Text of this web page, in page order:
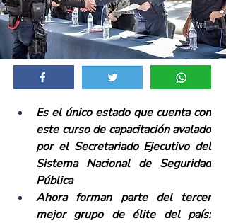
Es el único estado que cuenta con
este curso de capacitación avalado
por el Secretariado Ejecutivo del
Sistema Nacional de Seguridad
Pública
Ahora forman parte del tercer
mejor grupo de élite del país: